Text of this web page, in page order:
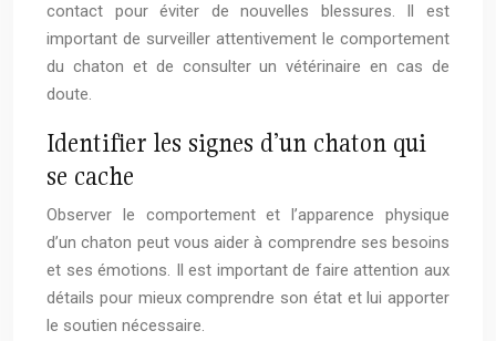
contact pour éviter de nouvelles blessures. Il est
important de surveiller attentivement le comportement
du chaton et de consulter un vétérinaire en cas de
doute.
Identifier les signes d’un chaton qui
se cache
Observer le comportement et l’apparence physique
d’un chaton peut vous aider à comprendre ses besoins
et ses émotions. Il est important de faire attention aux
détails pour mieux comprendre son état et lui apporter
le soutien nécessaire.